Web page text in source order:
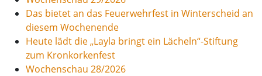
Das bietet an das Feuerwehrfest in Winterscheid an
diesem Wochenende
Heute lädt die „Layla bringt ein Lächeln“-Stiftung
zum Kronkorkenfest
Wochenschau 28/2026